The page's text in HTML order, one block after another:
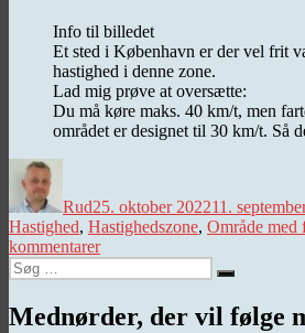
Info til billedet
Et sted i København er der vel frit
hastighed i denne zone.
Lad mig prøve at oversætte:
Du må køre maks. 40 km/t, men
området er designet til 30 km/t. Så
Rud25. oktober 202211.
Hastighed, Hastighedszone, Område
kommentarertil
A’
hvaffor
noe?
Søg
efter:
Søg
Mednørder, der vil følge